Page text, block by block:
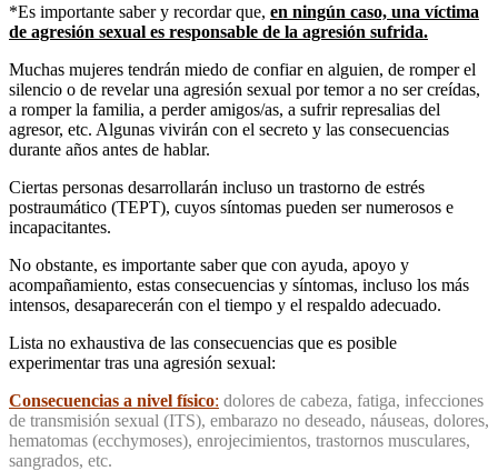
*Es importante saber y recordar que, en ningún caso, una víctima
de agresión sexual es responsable de la agresión sufrida.
Muchas mujeres tendrán miedo de confiar en alguien, de romper el
silencio o de revelar una agresión sexual por temor a no ser creídas,
a romper la familia, a perder amigos/as, a sufrir represalias del
agresor, etc. Algunas vivirán con el secreto y las consecuencias
durante años antes de hablar.
Ciertas personas desarrollarán incluso un trastorno de estrés
postraumático (TEPT), cuyos síntomas pueden ser numerosos e
incapacitantes.
No obstante, es importante saber que con ayuda, apoyo y
acompañamiento, estas consecuencias y síntomas, incluso los más
intensos, desaparecerán con el tiempo y el respaldo adecuado.
Lista no exhaustiva de las consecuencias que es posible
experimentar tras una agresión sexual:
Consecuencias a nivel físico: dolores de cabeza, fatiga, infecciones
de transmisión sexual (ITS), embarazo no deseado, náuseas, dolores,
hematomas (ecchymoses), enrojecimientos, trastornos musculares,
sangrados, etc.